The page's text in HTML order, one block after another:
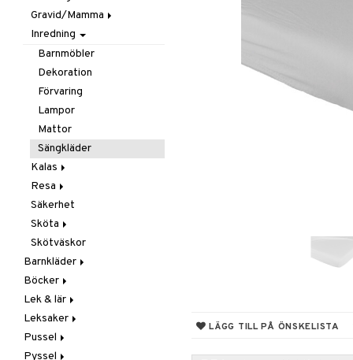
LÄGG TILL PÅ ÖNSKELISTA
Smycken
Solglasögon
Mobiler
Snuttefiltar
Matlådor & Matförvaring
Nappflaskor & Tillbehör
Vattenflaskor &
Tillbehör
Gravid/Mamma
Graviditet & amning
Inredning
Barnmöbler
Dekoration
Förvaring
Lampor
Mattor
Sängkläder
Kalas
Maskerad
Tillbehör
Resa
I Bilen
Paraply
Väskor
Säkerhet
Sköta
Badrummet
Handdukar
Hudvård
Nappar & Tillbehör
Skötväskor
Barnkläder
Accessoarer
Kepsar & Solhattar
Badkläder & UV-kläder
Klänningar
Nederdelar
Leggings
Överdelar
Böcker
Dagböcker
Läs & Lär
Målarböcker
Presentböcker
Lek & lär
Experiment
Inlärningsspel
Instrument
Leksaker
Adventskalendrar
Babylek
Pussel
1000 bitar
Pyssel